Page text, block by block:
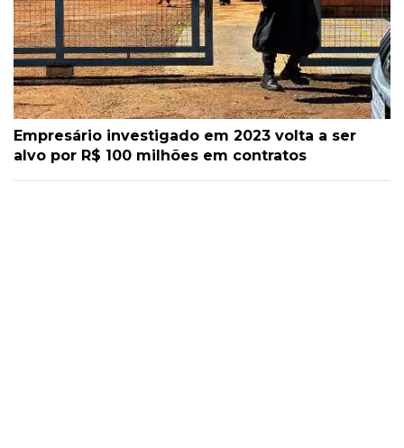
Empresário investigado em 2023 volta a ser
alvo por R$ 100 milhões em contratos